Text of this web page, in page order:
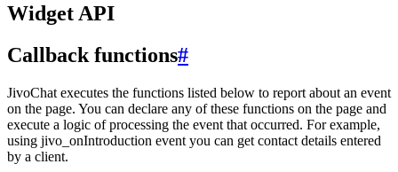
Widget API
Callback functions#
JivoChat executes the functions listed below to report about an event
on the page. You can declare any of these functions on the page and
execute a logic of processing the event that occurred. For example,
using jivo_onIntroduction event you can get contact details entered
by a client.